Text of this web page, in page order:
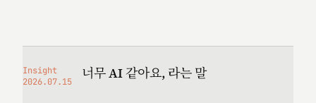
Insight
2026.07.15
너무 AI 같아요, 라는 말